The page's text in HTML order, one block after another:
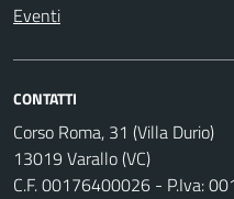
Eventi
CONTATTI
Corso Roma, 31 (Villa Durio)
13019 Varallo (VC)
C.F. 00176400026 - P.Iva: